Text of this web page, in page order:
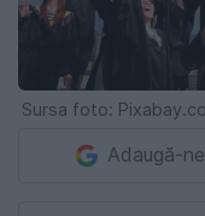
Sursa foto:
Adaugă-